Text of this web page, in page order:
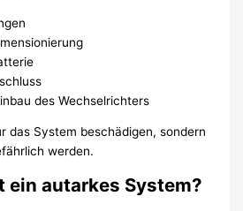
des Wechselrichters
das System beschädigen, sondern
werden.
ein autarkes System?